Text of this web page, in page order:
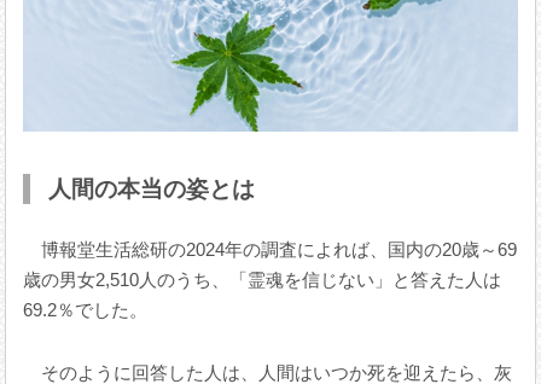
人間の本当の姿とは
博報堂生活総研の2024年の調査によれば、国内の20歳～69
歳の男女2,510人のうち、「霊魂を信じない」と答えた人は
69.2％でした。
そのように回答した人は、人間はいつか死を迎えたら、灰